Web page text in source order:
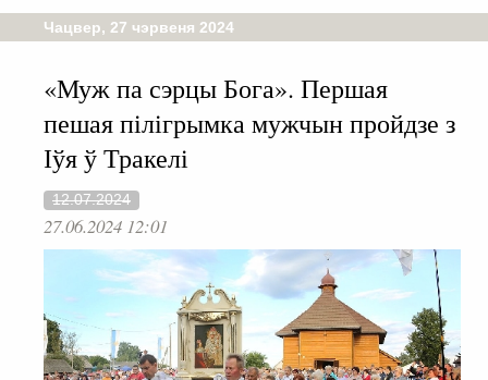
Чацвер, 27 чэрвеня 2024
«Муж па сэрцы Бога». Першая
пешая пілігрымка мужчын пройдзе з
Іўя ў Тракелі
12.07.2024
27.06.2024 12:01